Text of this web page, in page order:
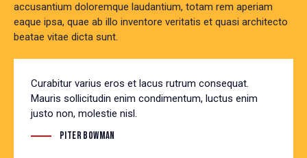
accusantium doloremque laudantium, totam rem aperiam
eaque ipsa, quae ab illo inventore veritatis et quasi architecto
beatae vitae dicta sunt.
Curabitur varius eros et lacus rutrum consequat.
Mauris sollicitudin enim condimentum, luctus enim
justo non, molestie nisl.
Piter Bowman